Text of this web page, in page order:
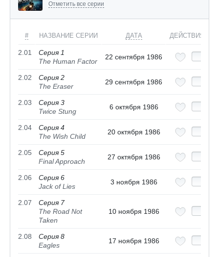
Отметить все серии
# НАЗВАНИЕ СЕРИИ ДАТА ДЕЙСТВИЯ
2.01
Серия 1
The Human Factor
22 сентября 1986
2.02
Серия 2
The Eraser
29 сентября 1986
2.03
Серия 3
Twice Stung
6 октября 1986
2.04
Серия 4
The Wish Child
20 октября 1986
2.05
Серия 5
Final Approach
27 октября 1986
2.06
Серия 6
Jack of Lies
3 ноября 1986
2.07
Серия 7
The Road Not
Taken
10 ноября 1986
2.08
Серия 8
Eagles
17 ноября 1986